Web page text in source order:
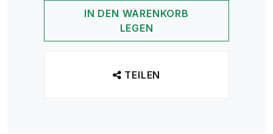
IN DEN WARENKORB
LEGEN
TEILEN